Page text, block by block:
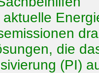
aktuelle
die
(PI)